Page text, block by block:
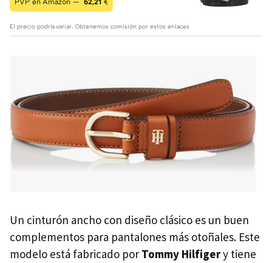
El precio podría variar. Obtenemos comisión por estos enlaces
Un cinturón ancho con diseño clásico es un buen
complementos para pantalones más otoñales. Este
modelo está fabricado por Tommy Hilfigery tiene